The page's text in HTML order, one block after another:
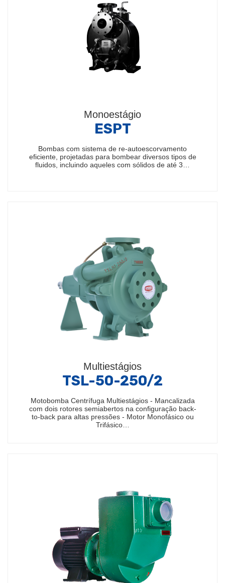
Monoestágio
ESPT
Bombas com sistema de re-autoescorvamento
eficiente, projetadas para bombear diversos tipos de
fluidos, incluindo aqueles com sólidos de até 3…
Multiestágios
TSL-50-250/2
Motobomba Centrífuga Multiestágios - Mancalizada
com dois rotores semiabertos na configuração back-
to-back para altas pressões - Motor Monofásico ou
Trifásico…